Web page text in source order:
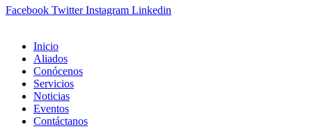
Facebook Twitter Instagram Linkedin
Inicio
Aliados
Conócenos
Servicios
Noticias
Eventos
Contáctanos